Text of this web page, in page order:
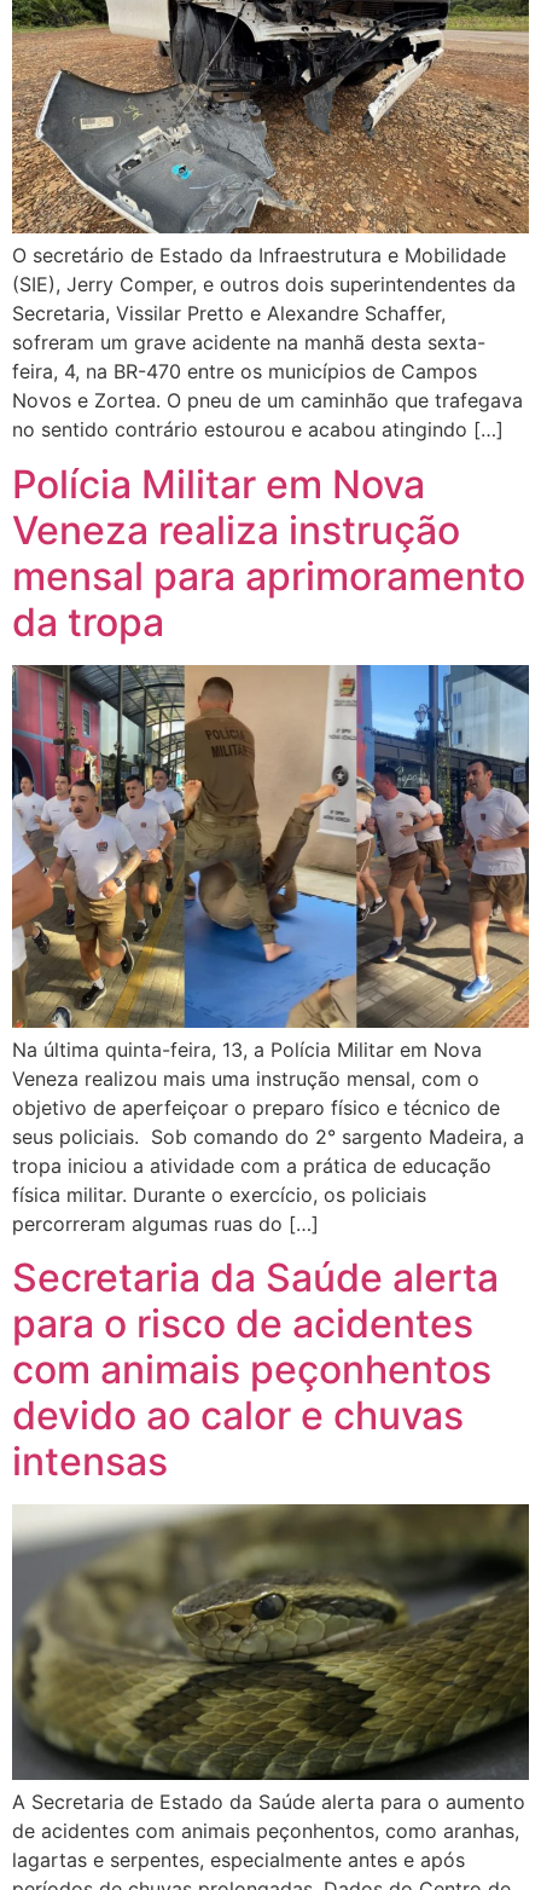
O secretário de Estado da Infraestrutura e Mobilidade
(SIE), Jerry Comper, e outros dois superintendentes da
Secretaria, Vissilar Pretto e Alexandre Schaffer,
sofreram um grave acidente na manhã desta sexta-
feira, 4, na BR-470 entre os municípios de Campos
Novos e Zortea. O pneu de um caminhão que trafegava
no sentido contrário estourou e acabou atingindo […]
Polícia Militar em Nova
Veneza realiza instrução
mensal para aprimoramento
da tropa
Na última quinta-feira, 13, a Polícia Militar em Nova
Veneza realizou mais uma instrução mensal, com o
objetivo de aperfeiçoar o preparo físico e técnico de
seus policiais. Sob comando do 2° sargento Madeira, a
tropa iniciou a atividade com a prática de educação
física militar. Durante o exercício, os policiais
percorreram algumas ruas do […]
Secretaria da Saúde alerta
para o risco de acidentes
com animais peçonhentos
devido ao calor e chuvas
intensas
A Secretaria de Estado da Saúde alerta para o aumento
de acidentes com animais peçonhentos, como aranhas,
lagartas e serpentes, especialmente antes e após